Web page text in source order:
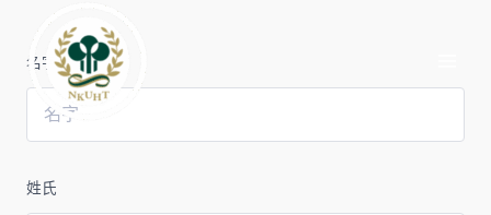
名字
姓氏